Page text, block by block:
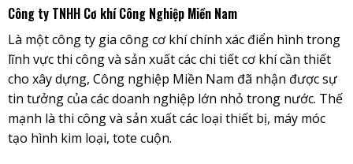
Công ty TNHH Cơ khí Công Nghiệp Miền Nam
Là một công ty gia công cơ khí chính xác điển hình trong
lĩnh vực thi công và sản xuất các chi tiết cơ khí cần thiết
cho xây dựng, Công nghiệp Miền Nam đã nhận được sự
tin tưởng của các doanh nghiệp lớn nhỏ trong nước. Thế
mạnh là thi công và sản xuất các loại thiết bị, máy móc
tạo hình kim loại, tote cuộn.